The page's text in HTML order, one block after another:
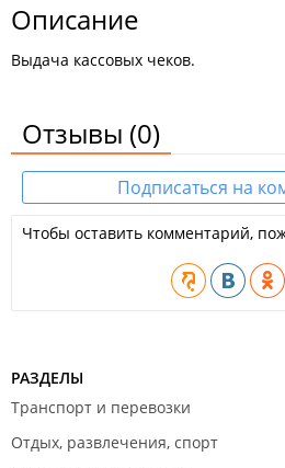
Описание
Выдача кассовых чеков.
Отзывы (0)
Подписаться на
Чтобы оставить комментарий,
РАЗДЕЛЫ
Транспорт и перевозки
Отдых, развлечения, спорт